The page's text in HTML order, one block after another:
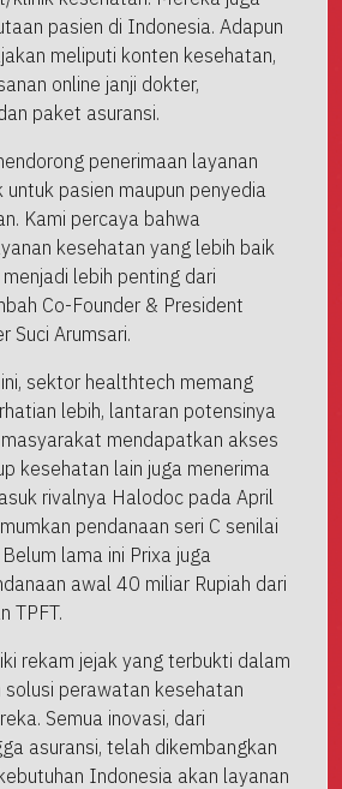
pasien di Indonesia. Adapun
meliputi konten kesehatan,
online janji dokter,
paket asuransi.
penerimaan layanan
pasien maupun penyedia
Kami percaya bahwa
kesehatan yang lebih baik
lebih penting dari
Co-Founder & President
Suci Arumsari.
sektor healthtech memang
lebih, lantaran potensinya
mendapatkan akses
kesehatan lain juga menerima
rivalnya Halodoc pada April
pendanaan seri C senilai
lama ini Prixa juga
awal 40 miliar Rupiah dari
TPFT.
rekam jejak yang terbukti dalam
solusi perawatan kesehatan
Semua inovasi, dari
asuransi, telah dikembangkan
Indonesia akan layanan